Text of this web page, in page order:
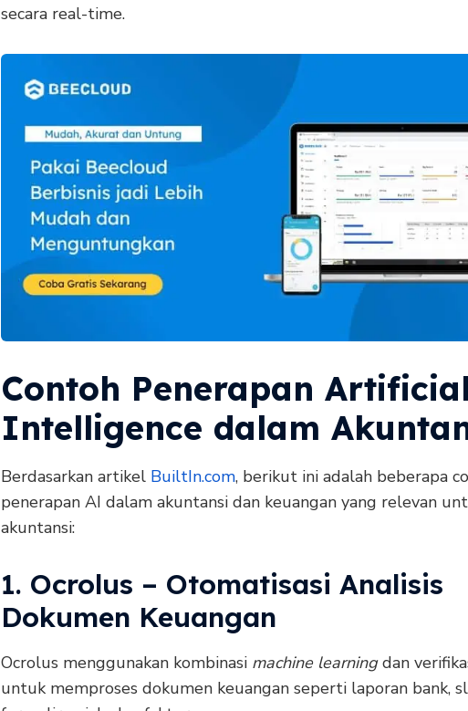
secara real-time.
Contoh Penerapan Artificial
Intelligence dalam
Berdasarkan artikel BuiltIn.com, berikut ini adalah beberapa
penerapan AI dalam akuntansi dan keuangan yang relevan
akuntansi:
1. Ocrolus – Otomatisasi Analisis
Dokumen Keuangan
Ocrolus menggunakan kombinasi machine learningdan
untuk memproses dokumen keuangan seperti laporan bank,